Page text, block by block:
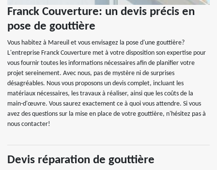
Franck Couverture: un devis précis en
pose de gouttière
Vous habitez à Mareuil et vous envisagez la pose d'une gouttière?
L'entreprise Franck Couverture met à votre disposition son expertise pour
vous fournir toutes les informations nécessaires afin de planifier votre
projet sereinement. Avec nous, pas de mystère ni de surprises
désagréables. Nous vous proposons un devis complet, incluant les
matériaux nécessaires, les travaux à réaliser, ainsi que les coûts de la
main-d'œuvre. Vous saurez exactement ce à quoi vous attendre. Si vous
avez des questions sur la mise en place de votre gouttière, n'hésitez pas à
nous contacter!
Devis réparation de gouttière